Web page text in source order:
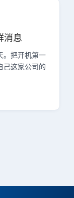
消息
。把开机第一
己这家公司的